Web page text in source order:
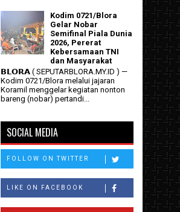
Kodim 0721/Blora
Gelar Nobar
Semifinal Piala Dunia
2026, Pererat
Kebersamaan TNI
dan Masyarakat
𝗕𝗟𝗢𝗥𝗔 ( SEPUTARBLORA.MY.ID ) —
Kodim 0721/Blora melalui jajaran
Koramil menggelar kegiatan nonton
bareng (nobar) pertandi...
SOCIAL MEDIA
FOLLOW ON TWITTER
LIKE ON FACEBOOK